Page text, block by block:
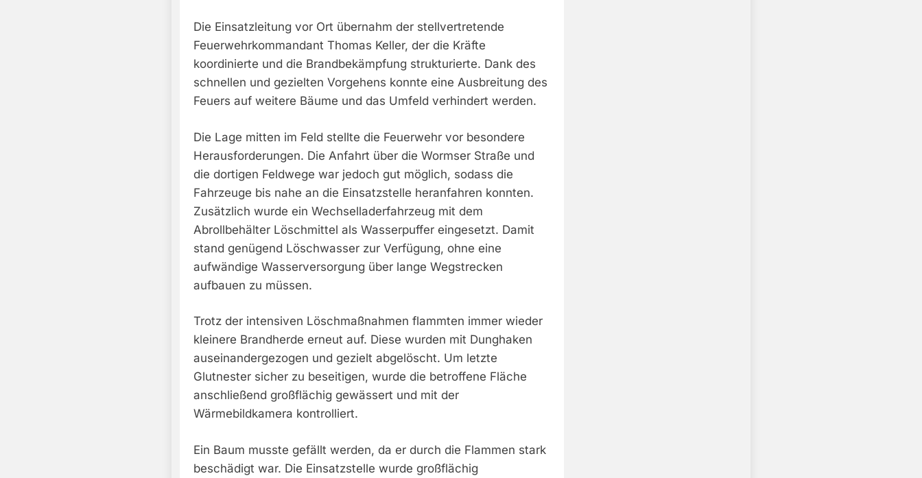
Die Einsatzleitung vor Ort übernahm der stellvertretende
Feuerwehrkommandant Thomas Keller, der die Kräfte
koordinierte und die Brandbekämpfung strukturierte. Dank des
schnellen und gezielten Vorgehens konnte eine Ausbreitung des
Feuers auf weitere Bäume und das Umfeld verhindert werden.
Die Lage mitten im Feld stellte die Feuerwehr vor besondere
Herausforderungen. Die Anfahrt über die Wormser Straße und
die dortigen Feldwege war jedoch gut möglich, sodass die
Fahrzeuge bis nahe an die Einsatzstelle heranfahren konnten.
Zusätzlich wurde ein Wechselladerfahrzeug mit dem
Abrollbehälter Löschmittel als Wasserpuffer eingesetzt. Damit
stand genügend Löschwasser zur Verfügung, ohne eine
aufwändige Wasserversorgung über lange Wegstrecken
aufbauen zu müssen.
Trotz der intensiven Löschmaßnahmen flammten immer wieder
kleinere Brandherde erneut auf. Diese wurden mit Dunghaken
auseinandergezogen und gezielt abgelöscht. Um letzte
Glutnester sicher zu beseitigen, wurde die betroffene Fläche
anschließend großflächig gewässert und mit der
Wärmebildkamera kontrolliert.
Ein Baum musste gefällt werden, da er durch die Flammen stark
beschädigt war. Die Einsatzstelle wurde großflächig